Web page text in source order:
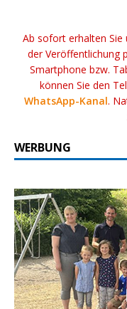
Ab sofort erhalten Sie
der Veröffentlichung
Smartphone bzw.
können Sie den
WhatsApp-Kanal.
WERBUNG